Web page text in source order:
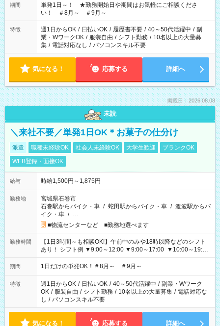
期間
単発1日～！ ★勤務開始日や期間はお気軽にご相談くださ
い！ ＃8月～ ＃9月～
特徴 週1日からOK / 日払いOK / 履歴書不要 / 40～50代活躍中 / 副
業・WワークOK / 服装自由 / シフト勤務 / 10名以上の大量募
集 / 電話対応なし / パソコンスキル不要
気になる！ 応募する 詳細へ
掲載日：2026.08.08
未読
＼来社不要／単発1日OK＊お菓子の仕分け
派遣 職種未経験OK 社会人未経験OK 大学生歓迎
ブランクOK
WEB登録・面接OK
給与 時給1,500円～1,875円
勤務地
宮城県石巻市
石巻駅からバイク・車 / 蛇田駅からバイク・車 / 渡波駅からバ
イク・車 / …
■物流センターなど ■勤務地選べます
勤務時間
【1日3時間～も相談OK!】午前中のみや18時以降などのシフト
あり！ シフト例 ▼9:00～12:00 ▼9:00～17:00 ▼10:00～19:00
▼18:00～21:00
期間 1日だけの単発OK！＃8月～ ＃9月～
特徴 週1日からOK / 日払いOK / 40～50代活躍中 / 副業・Wワーク
OK / 服装自由 / シフト勤務 / 10名以上の大量募集 / 電話対応な
し / パソコンスキル不要
気になる！ 応募する 詳細へ